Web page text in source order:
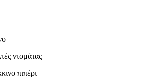
ντομάτας
πιπέρι